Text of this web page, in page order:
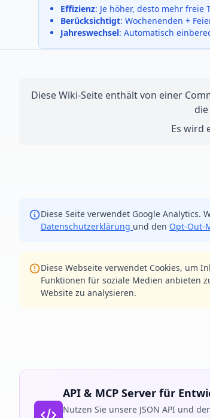
Effizienz: Je höher, desto mehr freie
Berücksichtigt: Wochenenden +
Jahreswechsel: Automatisch
Diese Wiki-Seite enthält von einer
Es wird
Diese Seite verwendet Google
Datenschutzerklärung und den Opt-Out-
Diese Webseite verwendet Cookies, um
Funktionen für soziale Medien anbieten
Website zu analysieren.
API & MCP Server für
Nutzen Sie unsere JSON API und